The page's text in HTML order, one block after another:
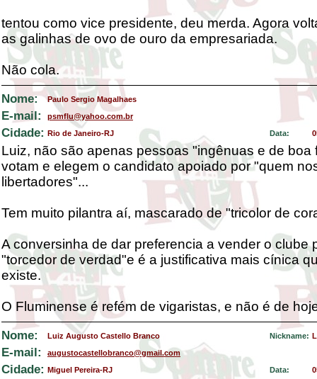
tentou como vice presidente, deu merda. Agora
as galinhas de ovo de ouro da empresariada.
Não cola.
Nome: Paulo Sergio Magalhaes
E-mail: psmflu@yahoo.com.br
Cidade: Rio de Janeiro-RJ Data:
Luiz, não são apenas pessoas "ingênuas e de boa
votam e elegem o candidato apoiado por "quem
libertadores"...
Tem muito pilantra aí, mascarado de "tricolor de
A conversinha de dar preferencia a vender o clube
"torcedor de verdad"e é a justificativa mais cínica
existe.
O Fluminense é refém de vigaristas, e não é de
Nome: Luiz Augusto Castello Branco Nickname:
E-mail: augustocastellobranco@gmail.com
Cidade: Miguel Pereira-RJ Data: